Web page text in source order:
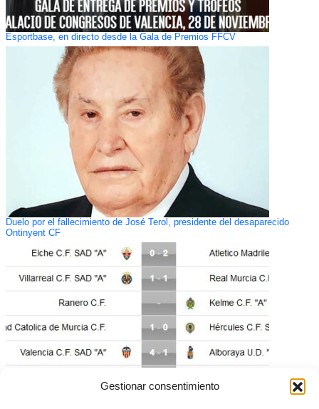
Gestionar consentimiento
Esportbase, en directo desde la Gala de Premios FFCV
Duelo por el fallecimiento de José Terol, presidente del desaparecido
Ontinyent CF